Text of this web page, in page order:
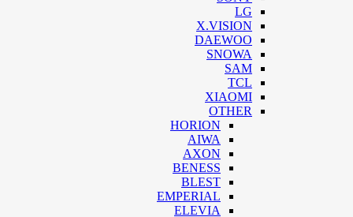
LG
X.VISION
DAEWOO
SNOWA
SAM
TCL
XIAOMI
OTHER
HORION
AIWA
AXON
BENESS
BLEST
EMPERIAL
ELEVIA